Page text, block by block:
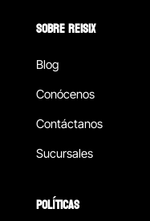
SOBRE REISIX
Blog
Conócenos
Contáctanos
Sucursales
POLÍTICAS